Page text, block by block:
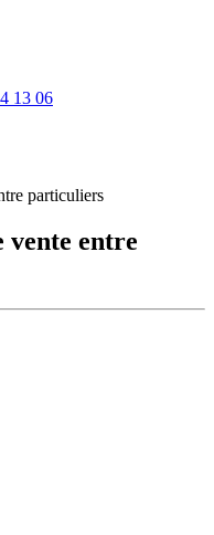
13 06
particuliers
vente entre